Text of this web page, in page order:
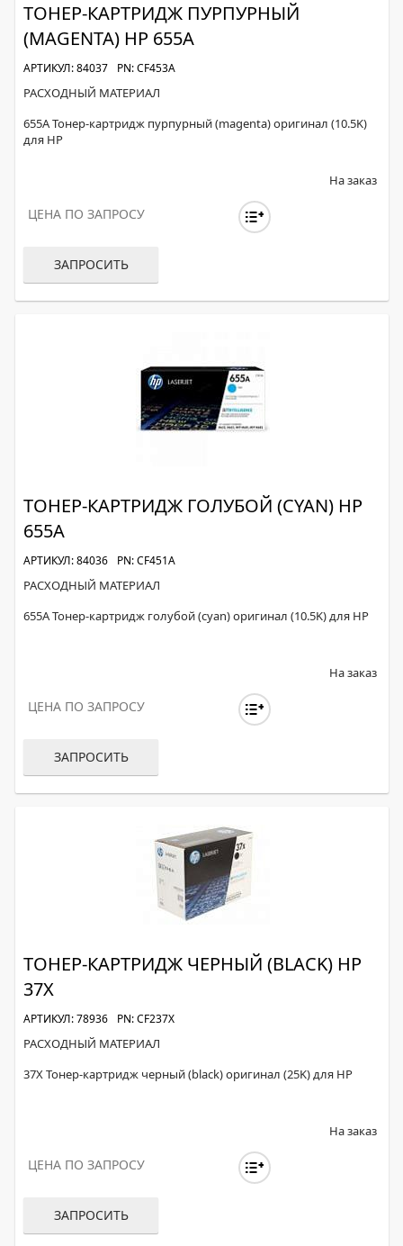
ТОНЕР-КАРТРИДЖ ПУРПУРНЫЙ
(MAGENTA) HP 655A
АРТИКУЛ: 84037 PN: CF453A
РАСХОДНЫЙ МАТЕРИАЛ
655A Тонер-картридж пурпурный (magenta) оригинал (10.5K)
для HP
На заказ
ЦЕНА ПО ЗАПРОСУ
ЗАПРОСИТЬ
ТОНЕР-КАРТРИДЖ ГОЛУБОЙ (CYAN) HP
655A
АРТИКУЛ: 84036 PN: CF451A
РАСХОДНЫЙ МАТЕРИАЛ
655A Тонер-картридж голубой (cyan) оригинал (10.5K) для HP
На заказ
ЦЕНА ПО ЗАПРОСУ
ЗАПРОСИТЬ
ТОНЕР-КАРТРИДЖ ЧЕРНЫЙ (BLACK) HP
37X
АРТИКУЛ: 78936 PN: CF237X
РАСХОДНЫЙ МАТЕРИАЛ
37X Тонер-картридж черный (black) оригинал (25K) для HP
На заказ
ЦЕНА ПО ЗАПРОСУ
ЗАПРОСИТЬ